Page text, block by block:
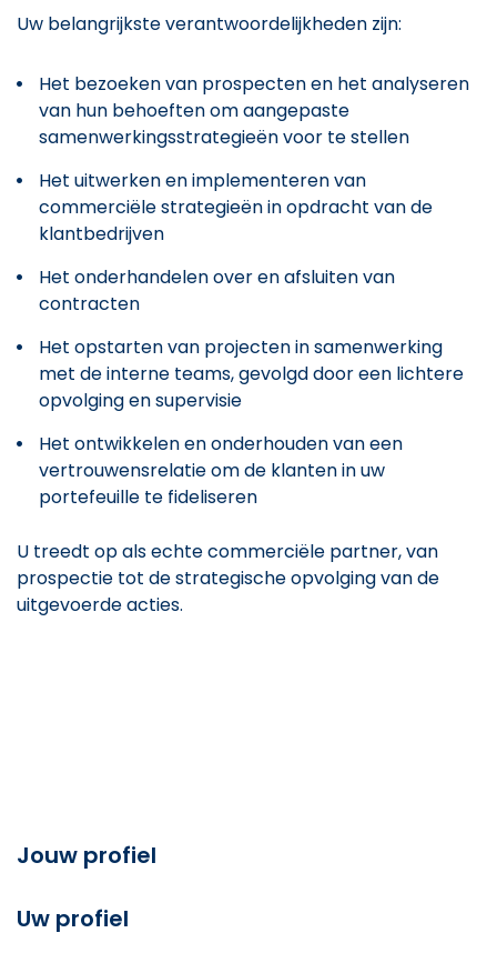
Uw belangrijkste verantwoordelijkheden zijn:
Het bezoeken van prospecten en het analyseren
van hun behoeften om aangepaste
samenwerkingsstrategieën voor te stellen
Het uitwerken en implementeren van
commerciële strategieën in opdracht van de
klantbedrijven
Het onderhandelen over en afsluiten van
contracten
Het opstarten van projecten in samenwerking
met de interne teams, gevolgd door een lichtere
opvolging en supervisie
Het ontwikkelen en onderhouden van een
vertrouwensrelatie om de klanten in uw
portefeuille te fideliseren
U treedt op als echte commerciële partner, van
prospectie tot de strategische opvolging van de
uitgevoerde acties.
Jouw profiel
Uw profiel